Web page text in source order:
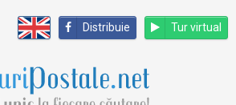
Distribuie Tur virtual